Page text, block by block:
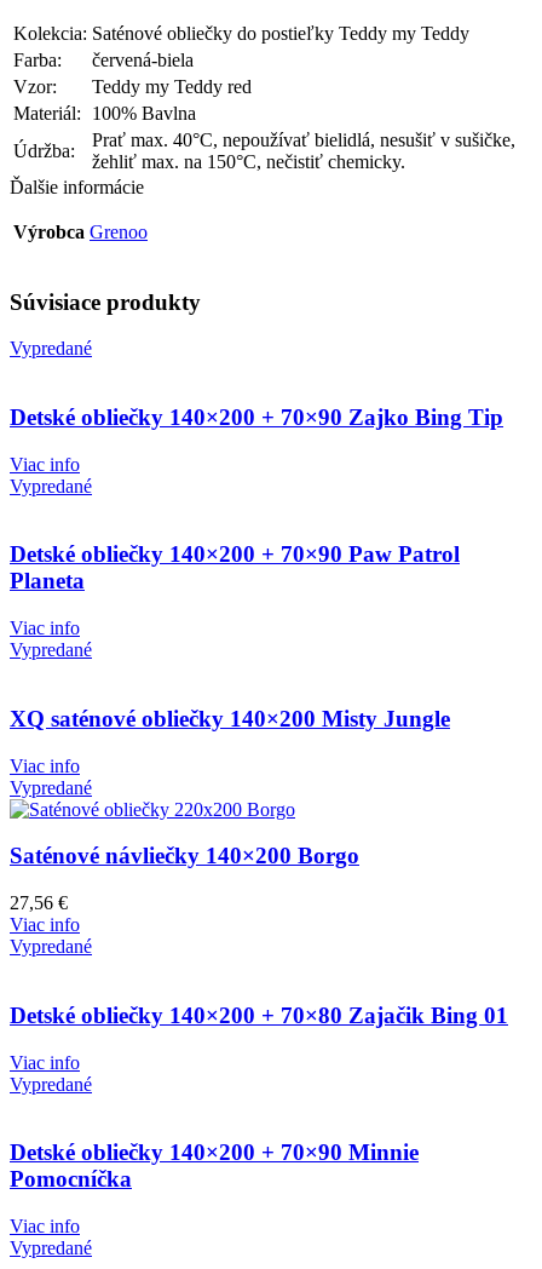
Kolekcia: Saténové obliečky do postieľky Teddy my Teddy
Farba:
červená-biela
Vzor:
Teddy my Teddy red
Materiál:
100% Bavlna
Údržba:
Prať max. 40°C, nepoužívať bielidlá, nesušiť v sušičke,
žehliť max. na 150°C, nečistiť chemicky.
Ďalšie informácie
Výrobca Grenoo
Súvisiace produkty
Vypredané
Detské obliečky 140×200 + 70×90 Zajko Bing Tip
Viac info
Vypredané
Detské obliečky 140×200 + 70×90 Paw Patrol
Planeta
Viac info
Vypredané
XQ saténové obliečky 140×200 Misty Jungle
Viac info
Vypredané
Saténové návliečky 140×200 Borgo
27,56 €
Viac info
Vypredané
Detské obliečky 140×200 + 70×80 Zajačik Bing 01
Viac info
Vypredané
Detské obliečky 140×200 + 70×90 Minnie
Pomocníčka
Viac info
Vypredané